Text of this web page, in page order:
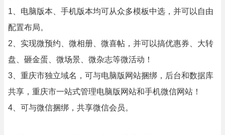
1、电脑版本、手机版本均可从众多模板中选，并可以自由
配置布局。
2、实现微预约、微相册、微喜帖，并可以搞优惠券、大转
盘、砸金蛋、微场景、微杂志等微活动！
3、重庆市独立域名，可与电脑版网站捆绑，后台和数据库
共享，重庆市一站式管理电脑版网站和手机微信网站！
4、可与微信捆绑，共享微信会员。